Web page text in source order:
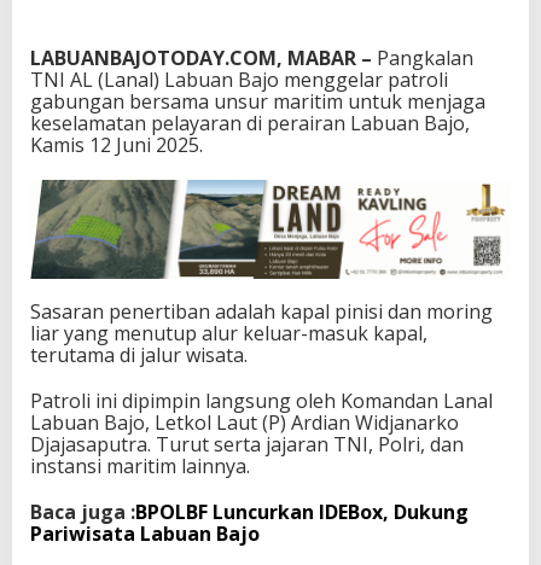
r
i
n
g
a
r
LABUANBAJOTODAY.COM, MABAR – Pangkalan
TNI AL (Lanal) Labuan Bajo menggelar patroli
gabungan bersama unsur maritim untuk menjaga
keselamatan pelayaran di perairan Labuan Bajo,
Kamis 12 Juni 2025.
Sasaran penertiban adalah kapal pinisi dan moring
liar yang menutup alur keluar-masuk kapal,
terutama di jalur wisata.
Patroli ini dipimpin langsung oleh Komandan Lanal
Labuan Bajo, Letkol Laut (P) Ardian Widjanarko
Djajasaputra. Turut serta jajaran TNI, Polri, dan
instansi maritim lainnya.
Baca juga :BPOLBF Luncurkan IDEBox, Dukung
Pariwisata Labuan Bajo